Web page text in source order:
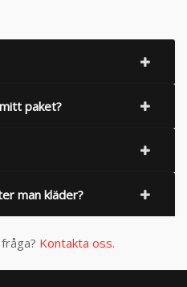
paket?
man kläder?
Kontakta oss.